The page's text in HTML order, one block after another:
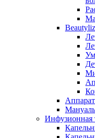
Инфузионная